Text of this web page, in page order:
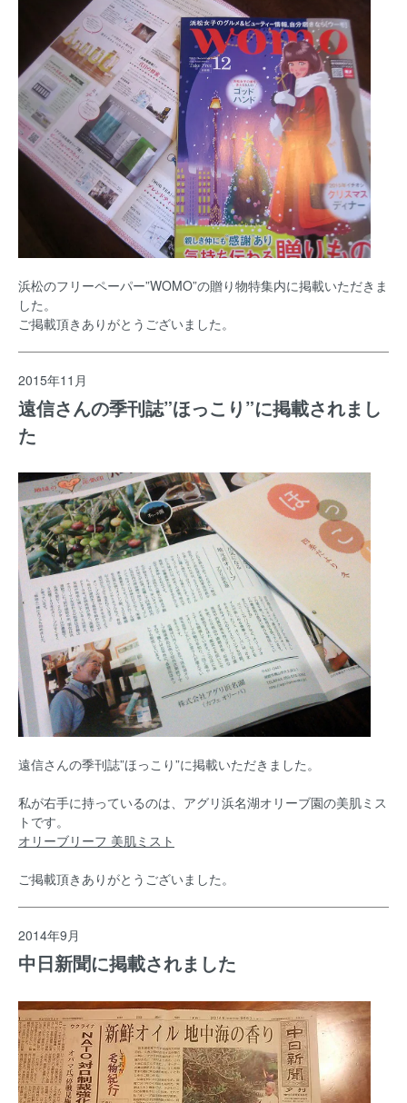
浜松のフリーペーパー”WOMO”の贈り物特集内に掲載いただきま
した。
ご掲載頂きありがとうございました。
2015年11月
遠信さんの季刊誌”ほっこり”に掲載されまし
た
遠信さんの季刊誌”ほっこり”に掲載いただきました。
私が右手に持っているのは、アグリ浜名湖オリーブ園の美肌ミス
トです。
オリーブリーフ 美肌ミスト
ご掲載頂きありがとうございました。
2014年9月
中日新聞に掲載されました